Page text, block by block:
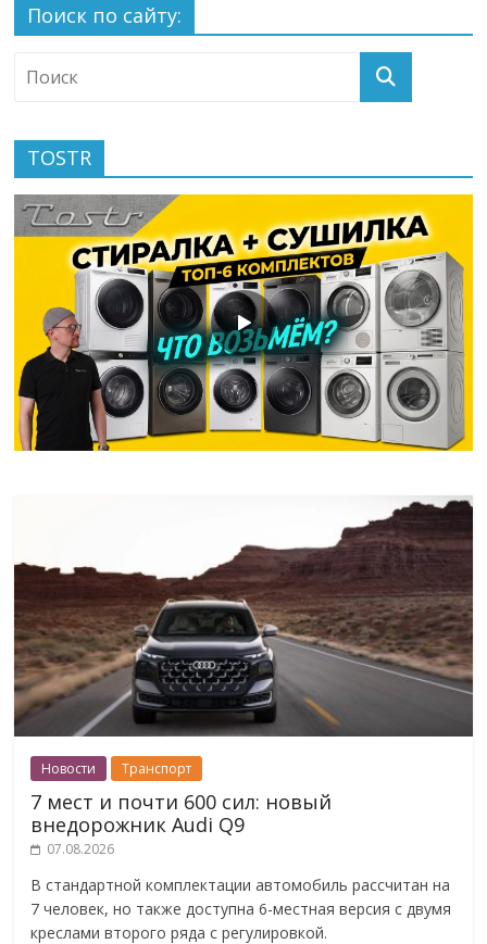
Поиск по сайту:
TOSTR
Новости Транспорт
7 мест и почти 600 сил: новый
внедорожник Audi Q9
07.08.2026
В стандартной комплектации автомобиль рассчитан на
7 человек, но также доступна 6-местная версия с двумя
креслами второго ряда с регулировкой.